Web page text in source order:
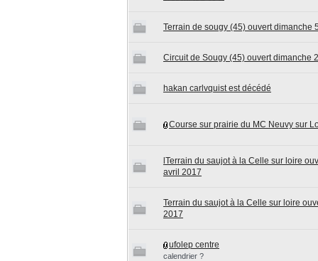
Terrain de sougy (45) ouvert dimanche
Circuit de Sougy (45) ouvert dimanche
hakan carlvquist est décédé
Course sur prairie du MC Neuvy sur
lTerrain du saujot à la Celle sur loire
avril 2017
Terrain du saujot à la Celle sur loire
2017
ufolep centre
calendrier ?